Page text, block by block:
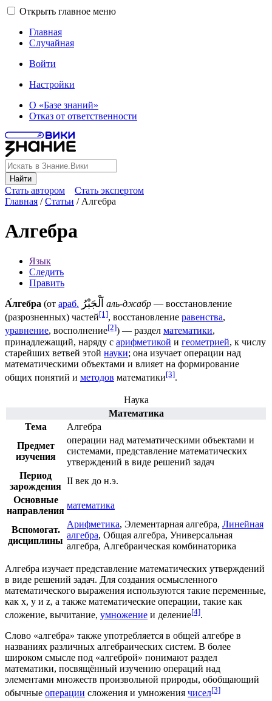
Открыть главное меню
Главная
Случайная
Войти
Настройки
О «Базе знаний»
Отказ от ответственности
Найти
Стать автором
Стать экспертом
Главная /Статьи / Алгебра
Алгебра
Язык
Следить
Править
А́лгебра (от араб. اَلْجَبْرُ аль-джабр — восстановление
(разрозненных) частей[1], восстановление равенства,
уравнение, восполнение[2]) — раздел математики,
принадлежащий, наряду с арифметикой и геометрией, к числу
старейших ветвей этой науки; она изучает операции над
математическими объектами и влияет на формирование
общих понятий и методов математики[3].
Наука
Математика
Тема
Алгебра
Предмет
изучения
операции над математическими объектами и
системами, представление математических
утверждений в виде решений задач
Период
зарождения
II век до н.э.
Основные
направления
математика
Вспомогат.
дисциплины
Арифметика, Элементарная алгебра, Линейная
алгебра, Общая алгебра, Универсальная
алгебра, Алгебраическая комбинаторика
Алгебра изучает представление математических утверждений
в виде решений задач. Для создания осмысленного
математического выражения используются такие переменные,
как x, y и z, а также математические операции, такие как
сложение, вычитание, умножение и деление[4].
Слово «алгебра» также употребляется в общей алгебре в
названиях различных алгебраических систем. В более
широком смысле под «алгеброй» понимают раздел
математики, посвящённый изучению операций над
элементами множеств произвольной природы, обобщающий
обычные операции сложения и умножения чисел[3]